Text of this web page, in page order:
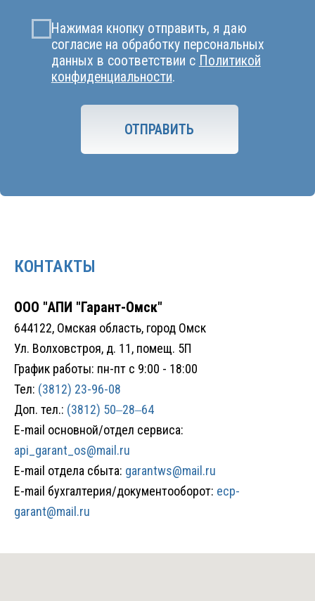
КОНТАКТЫ
ООО "АПИ "Гарант-Омск"
644122, Омская область, город Омск
Ул. Волховстроя, д. 11, помещ. 5П
График работы: пн-пт с 9:00 - 18:00
Тел: (3812) 23-96-08
Доп. тел.: (3812) 50‒28‒64
E-mail основной/отдел сервиса:
api_garant_os@mail.ru
E-mail отдела сбыта: garantws@mail.ru
E-mail бухгалтерия/документооборот: ecp-
garant@mail.ru